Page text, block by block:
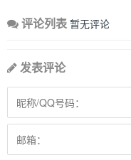
评论列表 暂无评论
发表评论